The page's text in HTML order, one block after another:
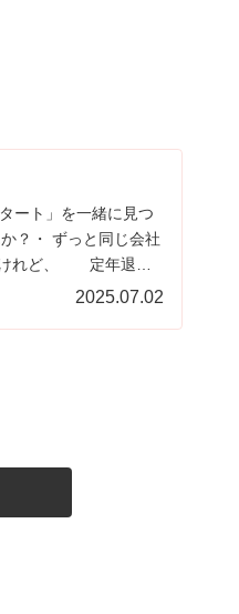
ート」を一緒に見つ
？・ ずっと同じ会社
けれど、 定年退職
2025.07.02